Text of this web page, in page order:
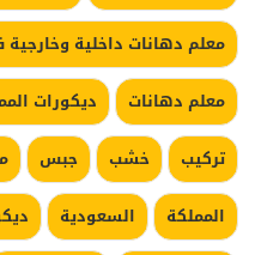
معلم دهانات داخلية
معلم دهانات
ديكورات
تركيب
خشب جبس
المملكة
السعودية